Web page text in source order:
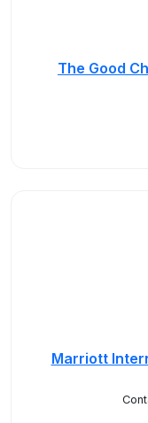
The Good
Marriott